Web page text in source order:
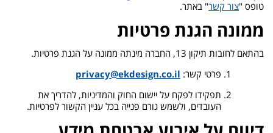
טופס "צור קשר" באתר.
ממונה הגנת פרטיות
בהתאם לחובות תיקון 13, החברה מינתה ממונה על הגנת פרטיות.
פרטי קשר: privacy@ekdesign.co.il
תפקידו לפקח על יישום החוק והמדיניות, להדריך את
העובדים, ולשמש גורם פנייה בכל עניין הקשור לפרטיות.